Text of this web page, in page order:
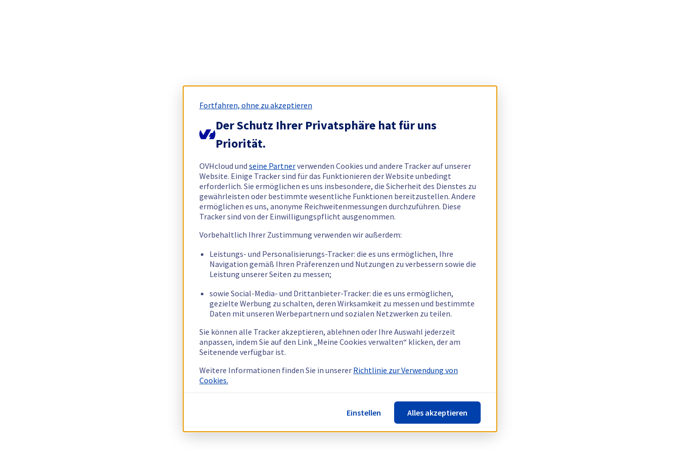
Fortfahren, ohne zu akzeptieren
Der Schutz Ihrer Privatsphäre hat für uns
Priorität.
OVHcloud und seine Partnerverwenden Cookies und andere Tracker auf unserer
Website. Einige Tracker sind für das Funktionieren der Website unbedingt
erforderlich. Sie ermöglichen es uns insbesondere, die Sicherheit des Dienstes zu
gewährleisten oder bestimmte wesentliche Funktionen bereitzustellen. Andere
ermöglichen es uns, anonyme Reichweitenmessungen durchzuführen. Diese
Tracker sind von der Einwilligungspflicht ausgenommen.
Vorbehaltlich Ihrer Zustimmung verwenden wir außerdem:
Leistungs- und Personalisierungs-Tracker: die es uns ermöglichen, Ihre
Navigation gemäß Ihren Präferenzen und Nutzungen zu verbessern sowie die
Leistung unserer Seiten zu messen;
sowie Social-Media- und Drittanbieter-Tracker: die es uns ermöglichen,
gezielte Werbung zu schalten, deren Wirksamkeit zu messen und bestimmte
Daten mit unseren Werbepartnern und sozialen Netzwerken zu teilen.
Sie können alle Tracker akzeptieren, ablehnen oder Ihre Auswahl jederzeit
anpassen, indem Sie auf den Link „Meine Cookies verwalten“ klicken, der am
Seitenende verfügbar ist.
Weitere Informationen finden Sie in unserer Richtlinie zur Verwendung von
Cookies.
Einstellen Alles akzeptieren